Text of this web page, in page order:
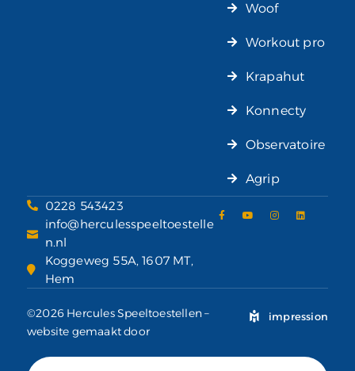
Woof
Workout pro
Krapahut
Konnecty
Observatoire
Agrip
0228 543423
info@herculesspeeltoestelle
n.nl
Koggeweg 55A, 1607 MT,
Hem
©2026 Hercules Speeltoestellen –
website gemaakt door
impression